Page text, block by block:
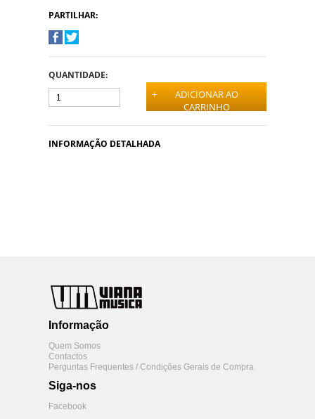
PARTILHAR:
QUANTIDADE:
+
ADICIONAR AO
CARRINHO
INFORMAÇÃO DETALHADA
Informação
Quem Somos
Contactos
Perguntas Frequentes / Condições Gerais de Compra
Siga-nos
Facebook